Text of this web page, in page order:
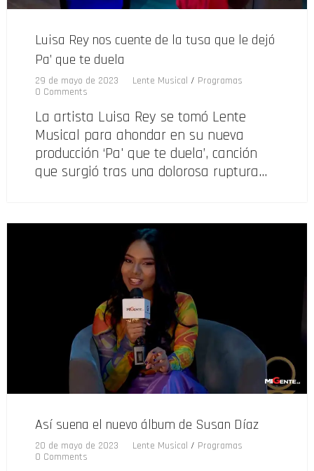
Luisa Rey nos cuente de la tusa que le dejó
Pa’ que te duela
29 de mayo de 2023 Lente Musical / Programas
0 Comments
La artista Luisa Rey se tomó Lente
Musical para ahondar en su nueva
producción ‘Pa' que te duela’, canción
que surgió tras una dolorosa ruptura…
Así suena el nuevo álbum de Susan Díaz
20 de mayo de 2023 Lente Musical / Programas
0 Comments